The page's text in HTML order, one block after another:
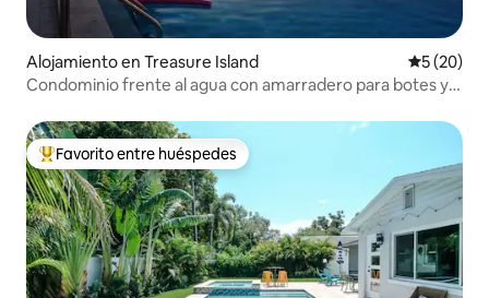
Alojamiento en Treasure Island
5 (20)
Condominio frente al agua con amarradero para botes y
Favorito entre huéspedes preferido
Favorito entre huéspedes